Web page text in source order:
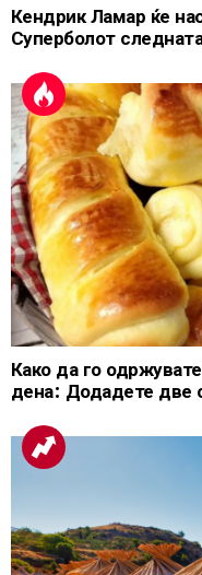
Кендрик Ламар ќе
Суперболот
Како да го
дена: Додадете две